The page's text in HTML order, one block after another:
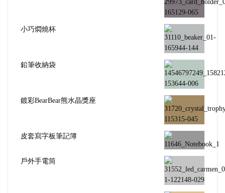
小巧燜燒杯
鉛筆收納袋
鍍彩BearBear熊水晶獎座
皮套寫字板筆記簿
戶外手電筒